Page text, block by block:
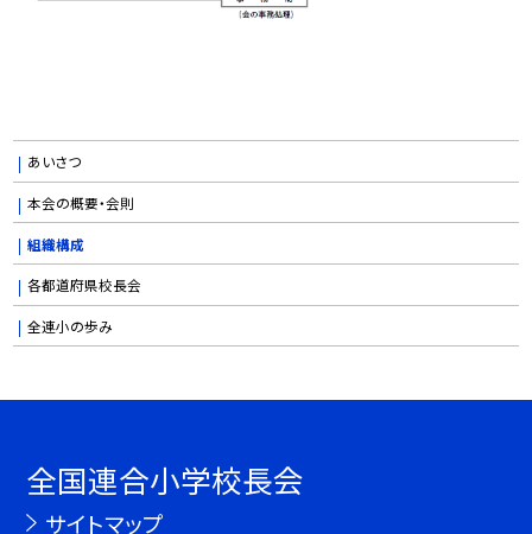
あいさつ
本会の概要・会則
組織構成
各都道府県校長会
全連小の歩み
全国連合小学校長会
サイトマップ